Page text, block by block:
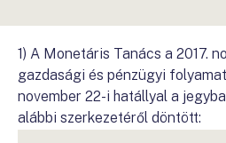
1) A Monetáris Tanács a 2017.
gazdasági és pénzügyi
november 22-i hatállyal a
alábbi szerkezetéről döntött: